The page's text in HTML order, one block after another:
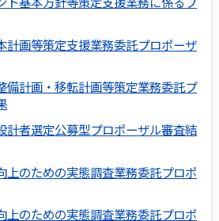
計画等策定支援業務委託プロポーザ
備計画・移転計画等策定業務委託プ
計者選定公募型プロポーザル審査結
上のための実態調査業務委託プロポ
上のための実態調査業務委託プロポ